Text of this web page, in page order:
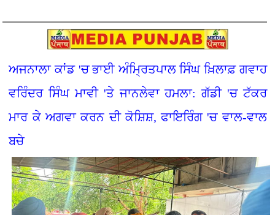
ਅਜਨਾਲਾ ਕਾਂਡ 'ਚ ਭਾਈ ਅੰਮ੍ਰਿਤਪਾਲ ਸਿੰਘ ਖ਼ਿਲਾਫ਼ ਗਵਾਹ
ਵਰਿੰਦਰ ਸਿੰਘ ਮਾਵੀ 'ਤੇ ਜਾਨਲੇਵਾ ਹਮਲਾ: ਗੱਡੀ 'ਚ ਟੱਕਰ
ਮਾਰ ਕੇ ਅਗਵਾ ਕਰਨ ਦੀ ਕੋਸ਼ਿਸ਼, ਫਾਇਰਿੰਗ 'ਚ ਵਾਲ-ਵਾਲ
ਬਚੇ